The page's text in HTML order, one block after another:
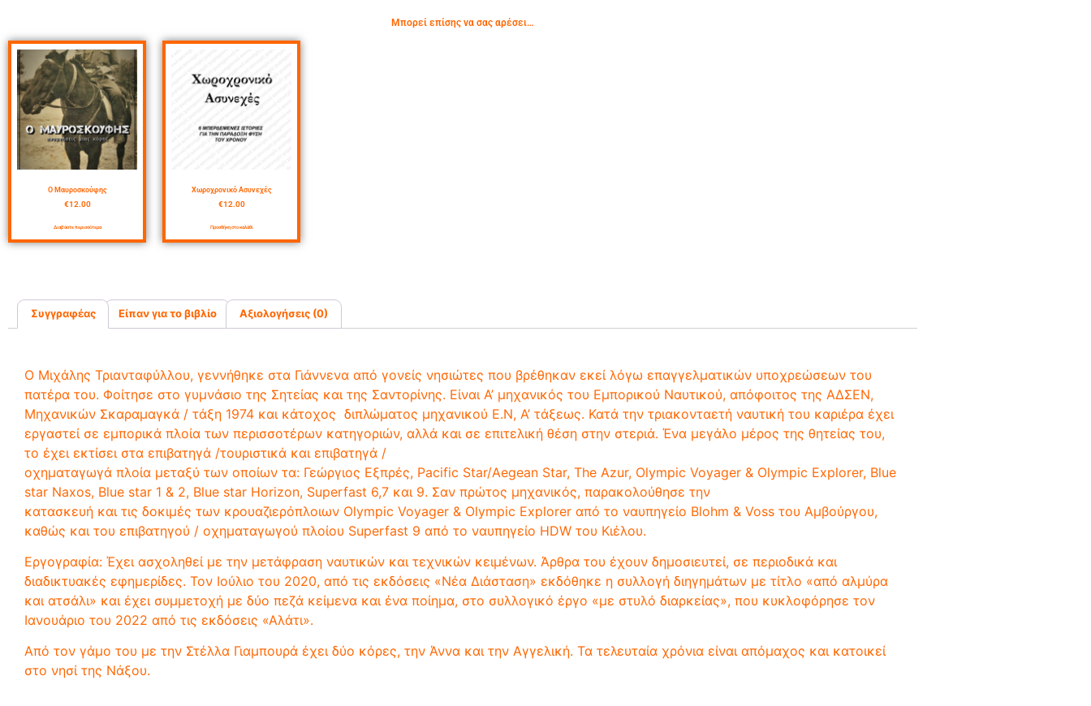
Μπορεί επίσης να σας αρέσει…
Ο Μαυροσκούφης
€12.00
Διαβάστε περισσότερα
Χωροχρονικό Ασυνεχές
€12.00
Προσθήκη στο καλάθι
Συγγραφέας Είπαν για το βιβλίο Αξιολογήσεις (0)
Ο Μιχάλης Τριανταφύλλου, γεννήθηκε στα Γιάννενα από γονείς νησιώτες που βρέθηκαν εκεί λόγω επαγγελματικών υποχρεώσεων του
πατέρα του. Φοίτησε στο γυμνάσιο της Σητείας και της Σαντορίνης. Είναι Α’ μηχανικός του Εμπορικού Ναυτικού, απόφοιτος της ΑΔΣΕΝ,
Μηχανικών Σκαραμαγκά / τάξη 1974 και κάτοχος διπλώματος μηχανικού E.N, Α’ τάξεως. Κατά την τριακονταετή ναυτική του καριέρα έχει
εργαστεί σε εμπορικά πλοία των περισσοτέρων κατηγοριών, αλλά και σε επιτελική θέση στην στεριά. Ένα μεγάλο μέρος της θητείας του,
το έχει εκτίσει στα επιβατηγά /τουριστικά και επιβατηγά /
οχηματαγωγά πλοία μεταξύ των οποίων τα: Γεώργιος Εξπρές, Pacific Star/Aegean Star, The Azur, Olympic Voyager & Olympic Explorer, Blue
star Naxos, Blue star 1 & 2, Blue star Horizon, Superfast 6,7 και 9. Σαν πρώτος μηχανικός, παρακολούθησε την
κατασκευή και τις δοκιμές των κρουαζιερόπλοιων Olympic Voyager & Olympic Explorer από το ναυπηγείο Blohm & Voss του Αμβούργου,
καθώς και του επιβατηγού / οχηματαγωγού πλοίου Superfast 9 από το ναυπηγείο HDW του Κιέλου.
Εργογραφία: Έχει ασχοληθεί με την μετάφραση ναυτικών και τεχνικών κειμένων. Άρθρα του έχουν δημοσιευτεί, σε περιοδικά και
διαδικτυακές εφημερίδες. Τον Ιούλιο του 2020, από τις εκδόσεις «Νέα Διάσταση» εκδόθηκε η συλλογή διηγημάτων με τίτλο «από αλμύρα
και ατσάλι» και έχει συμμετοχή με δύο πεζά κείμενα και ένα ποίημα, στο συλλογικό έργο «με στυλό διαρκείας», που κυκλοφόρησε τον
Ιανουάριο του 2022 από τις εκδόσεις «Αλάτι».
Από τον γάμο του με την Στέλλα Γιαμπουρά έχει δύο κόρες, την Άννα και την Αγγελική. Τα τελευταία χρόνια είναι απόμαχος και κατοικεί
στο νησί της Νάξου.